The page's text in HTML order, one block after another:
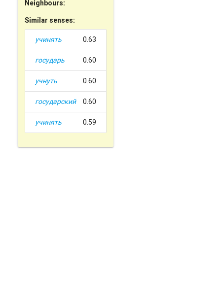
Neighbours:
Similar senses:
учинять 0.63
государь 0.60
учнуть 0.60
государский 0.60
учинять 0.59